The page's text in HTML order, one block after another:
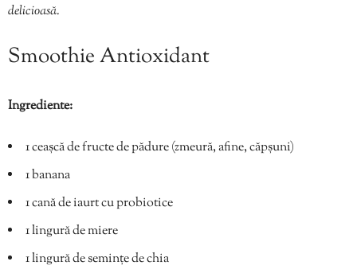
delicioasă.
Smoothie Antioxidant
Ingrediente:
1 ceașcă de fructe de pădure (zmeură, afine, căpșuni)
1 banana
1 cană de iaurt cu probiotice
1 lingură de miere
1 lingură de semințe de chia